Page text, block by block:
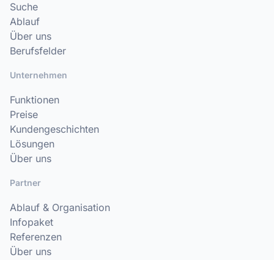
Suche
Ablauf
Über uns
Berufsfelder
Unternehmen
Funktionen
Preise
Kundengeschichten
Lösungen
Über uns
Partner
Ablauf & Organisation
Infopaket
Referenzen
Über uns